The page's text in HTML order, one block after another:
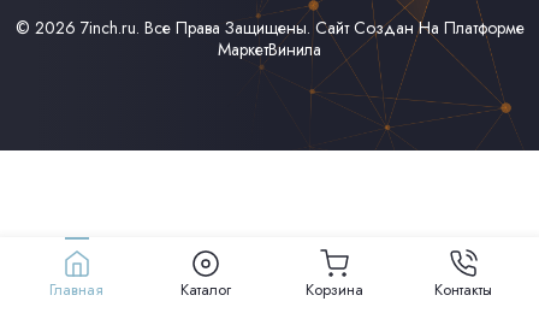
© 2026 7inch.ru. Все Права Защищены. Сайт Создан На Платформе
МаркетВинила
Главная Каталог Корзина Контакты